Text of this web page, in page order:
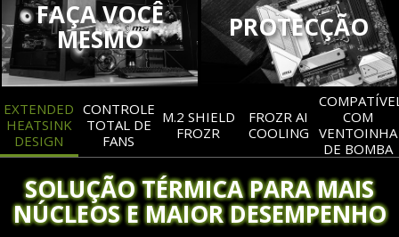
FAÇA VOCÊ
MESMO PROTECÇÃO
EXTENDED
HEATSINK
DESIGN
CONTROLE
TOTAL DE
FANS
M.2 SHIELD
FROZR
FROZR AI
COOLING
COM
VENTOINHA
DE BOMBA
SOLUÇÃO TÉRMICA PARA MAIS
NÚCLEOS E MAIOR DESEMPENHO